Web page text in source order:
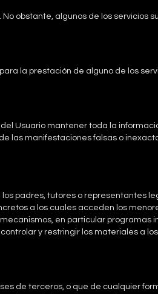
obstante, algunos de los servicios
la prestación de alguno de los
Usuario mantener toda la
las manifestaciones falsas o
padres, tutores o representantes
a los cuales acceden los
en particular programas
y restringir los materiales a
de terceros, o que de cualquier